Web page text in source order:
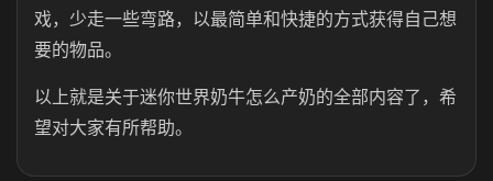
戏，少走一些弯路，以最简单和快捷的方式获得自己想
要的物品。
以上就是关于迷你世界奶牛怎么产奶的全部内容了，希
望对大家有所帮助。